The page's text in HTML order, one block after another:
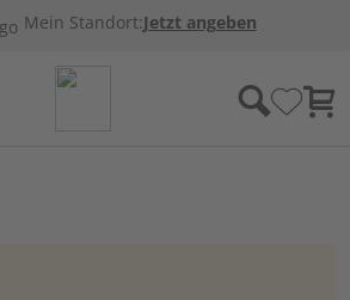
Mein Standort:Jetzt angeben